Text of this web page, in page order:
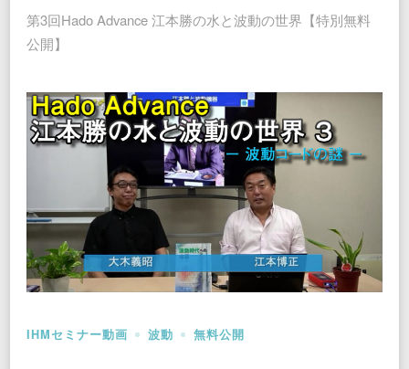
第3回Hado Advance 江本勝の水と波動の世界【特別無料
公開】
IHMセミナー動画 波動 無料公開